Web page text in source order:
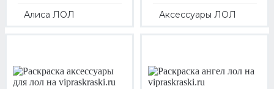
Алиса ЛОЛ Аксессуары ЛОЛ